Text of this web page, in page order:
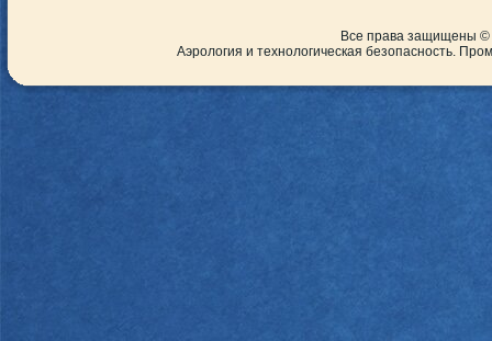
Все права защищены
Аэрология и технологическая безопасность.